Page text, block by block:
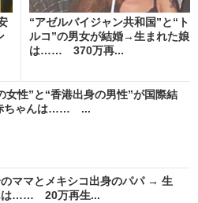
“アゼルバイジャン共和国”と“ト
ルコ”の男女が結婚→生まれた娘
は…… 370万再...
女性”と“香港出身の男性”が国際結
ちゃんは…… ...
ママとメキシコ出身のパパ → 生
は…… 20万再生...